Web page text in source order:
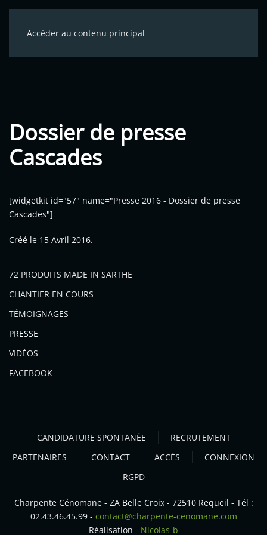
Accéder au contenu principal
Dossier de presse
Cascades
[widgetkit id="57" name="Presse 2016 - Dossier de presse
Cascades"]
Créé le 15 Avril 2016.
72 PRODUITS MADE IN SARTHE
CHANTIER EN COURS
TÉMOIGNAGES
PRESSE
VIDÉOS
FACEBOOK
CANDIDATURE SPONTANÉE
RECRUTEMENT
PARTENAIRES
CONTACT ACCÈS
CONNEXION
RGPD
Charpente Cénomane - ZA Belle Croix - 72510 Requeil - Tél :
02.43.46.45.99 - contact@charpente-cenomane.com
Réalisation - Nicolas-b